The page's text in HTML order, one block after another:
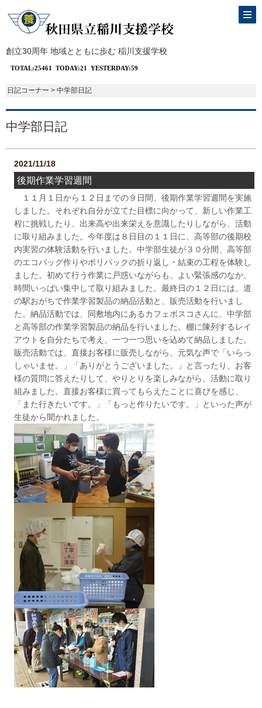
創立30周年 地域とともに歩む 稲川支援学校
日記コーナー > 中学部日記
中学部日記
2021/11/18
後期作業学習週間
１１月１日から１２日までの９日間、後期作業学習週間を実施
しました。それぞれ自分が立てた目標に向かって、新しい作業工
程に挑戦したり、出来高や出来栄えを意識したりしながら、活動
に取り組みました。今年度は８日目の１１日に、高等部の後期校
内実習の体験活動を行いました。中学部生徒が３０分間、高等部
のエコバッグ作りやポリパックの折り返し・結束の工程を体験し
ました。初めて行う作業に戸惑いながらも、よい緊張感のなか、
時間いっぱい集中して取り組みました。最終日の１２日には、道
の駅おがちで作業学習製品の納品活動と、販売活動を行いまし
た。納品活動では、同敷地内にあるカフェボスコさんに、中学部
と高等部の作業学習製品の納品を行いました。棚に陳列するレイ
アウトを自分たちで考え、一つ一つ思いを込めて納品しました。
販売活動では、直接お客様に販売しながら、元気な声で「いらっ
しゃいませ。」「ありがとうございました。」と言ったり、お客
様の質問に答えたりして、やりとりを楽しみながら、活動に取り
組みました。直接お客様に買ってもらえたことに喜びを感じ、
「また行きたいです。」「もっと作りたいです。」といった声が
生徒から聞かれました。